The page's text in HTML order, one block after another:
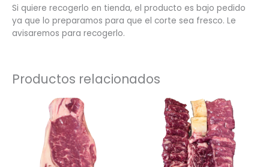
Si quiere recogerlo en tienda, el producto es bajo pedido
ya que lo preparamos para que el corte sea fresco. Le
avisaremos para recogerlo.
Productos relacionados